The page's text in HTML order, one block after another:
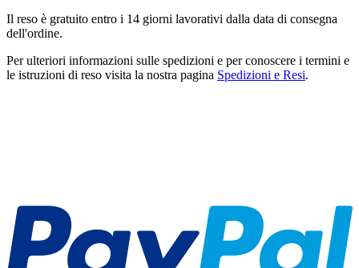
Il reso è gratuito entro i 14 giorni lavorativi dalla data di consegna
dell'ordine.
Per ulteriori informazioni sulle spedizioni e per conoscere i termini e
le istruzioni di reso visita la nostra pagina Spedizioni e Resi.